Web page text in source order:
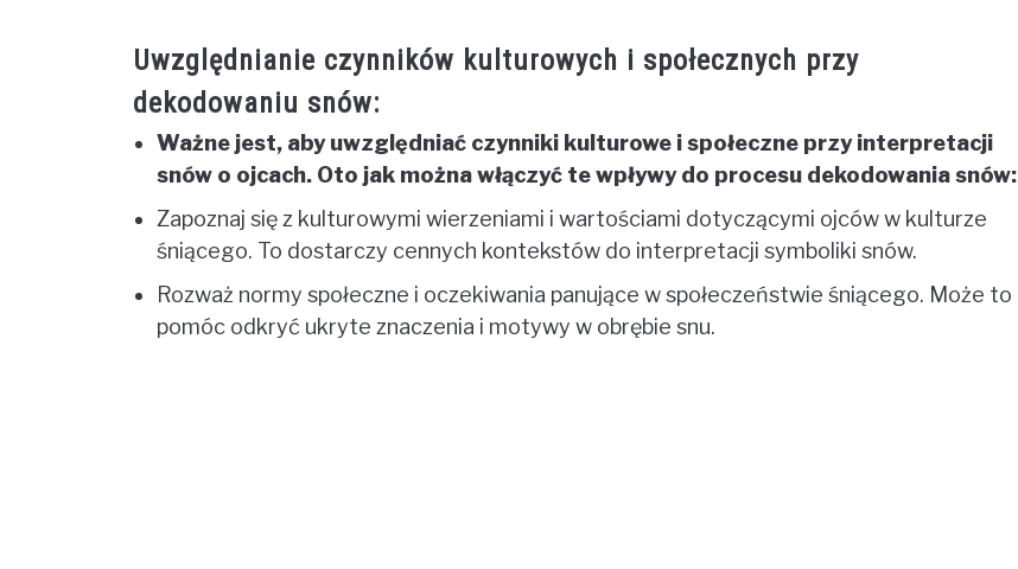
Uwzględnianie czynników kulturowych i społecznych przy
dekodowaniu snów:
Ważne jest, aby uwzględniać czynniki kulturowe i społeczne przy interpretacji
snów o ojcach. Oto jak można włączyć te wpływy do procesu dekodowania snów:
Zapoznaj się z kulturowymi wierzeniami i wartościami dotyczącymi ojców w kulturze
śniącego. To dostarczy cennych kontekstów do interpretacji symboliki snów.
Rozważ normy społeczne i oczekiwania panujące w społeczeństwie śniącego. Może to
pomóc odkryć ukryte znaczenia i motywy w obrębie snu.